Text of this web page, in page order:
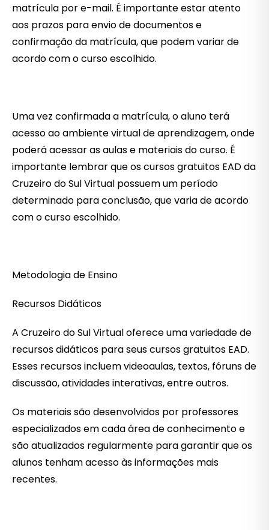
matrícula por e-mail. É importante estar atento
aos prazos para envio de documentos e
confirmação da matrícula, que podem variar de
acordo com o curso escolhido.
Uma vez confirmada a matrícula, o aluno terá
acesso ao ambiente virtual de aprendizagem, onde
poderá acessar as aulas e materiais do curso. É
importante lembrar que os cursos gratuitos EAD da
Cruzeiro do Sul Virtual possuem um período
determinado para conclusão, que varia de acordo
com o curso escolhido.
Metodologia de Ensino
Recursos Didáticos
A Cruzeiro do Sul Virtual oferece uma variedade de
recursos didáticos para seus cursos gratuitos EAD.
Esses recursos incluem videoaulas, textos, fóruns de
discussão, atividades interativas, entre outros.
Os materiais são desenvolvidos por professores
especializados em cada área de conhecimento e
são atualizados regularmente para garantir que os
alunos tenham acesso às informações mais
recentes.